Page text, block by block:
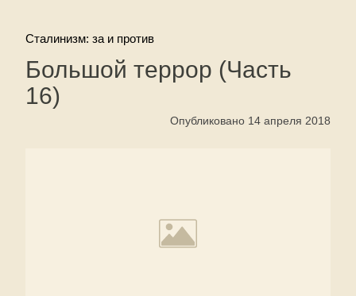
Сталинизм: за и против
Большой террор (Часть
16)
Опубликовано 14 апреля 2018